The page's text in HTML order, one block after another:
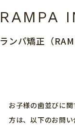
ランパ矯正（
お子様の歯並びに
方は、以下のお問